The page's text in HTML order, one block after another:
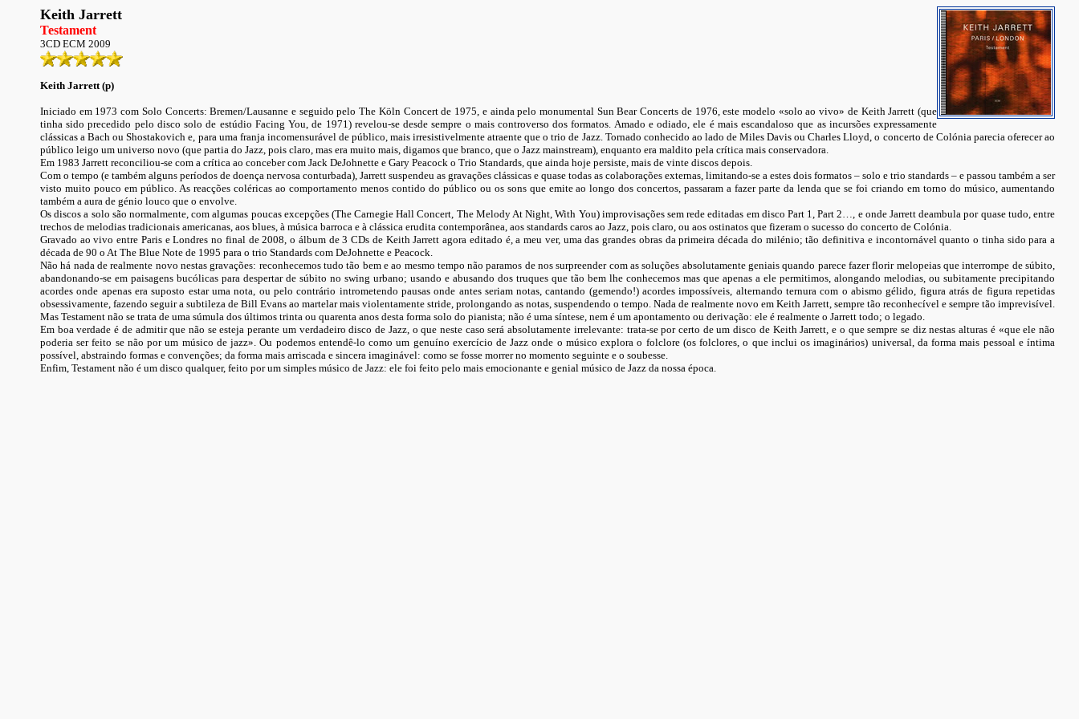
Keith Jarrett
Testament
3CD ECM 2009
Keith Jarrett (p)
Iniciado em 1973 com Solo Concerts: Bremen/Lausanne e seguido pelo The Köln Concert de 1975, e ainda pelo monumental Sun Bear Concerts de 1976, este modelo «solo ao vivo» de Keith Jarrett (que
tinha sido precedido pelo disco solo de estúdio Facing You, de 1971) revelou-se desde sempre o mais controverso dos formatos. Amado e odiado, ele é mais escandaloso que as incursões expressamente
clássicas a Bach ou Shostakovich e, para uma franja incomensurável de público, mais irresistivelmente atraente que o trio de Jazz. Tornado conhecido ao lado de Miles Davis ou Charles Lloyd, o concerto de Colónia parecia oferecer ao
público leigo um universo novo (que partia do Jazz, pois claro, mas era muito mais, digamos que branco, que o Jazz mainstream), enquanto era maldito pela crítica mais conservadora.
Em 1983 Jarrett reconciliou-se com a crítica ao conceber com Jack DeJohnette e Gary Peacock o Trio Standards, que ainda hoje persiste, mais de vinte discos depois.
Com o tempo (e também alguns períodos de doença nervosa conturbada), Jarrett suspendeu as gravações clássicas e quase todas as colaborações externas, limitando-se a estes dois formatos – solo e trio standards – e passou também a ser
visto muito pouco em público. As reacções coléricas ao comportamento menos contido do público ou os sons que emite ao longo dos concertos, passaram a fazer parte da lenda que se foi criando em torno do músico, aumentando
também a aura de génio louco que o envolve.
Os discos a solo são normalmente, com algumas poucas excepções (The Carnegie Hall Concert, The Melody At Night, With You) improvisações sem rede editadas em disco Part 1, Part 2…, e onde Jarrett deambula por quase tudo, entre
trechos de melodias tradicionais americanas, aos blues, à música barroca e à clássica erudita contemporânea, aos standards caros ao Jazz, pois claro, ou aos ostinatos que fizeram o sucesso do concerto de Colónia.
Gravado ao vivo entre Paris e Londres no final de 2008, o álbum de 3 CDs de Keith Jarrett agora editado é, a meu ver, uma das grandes obras da primeira década do milénio; tão definitiva e incontornável quanto o tinha sido para a
década de 90 o At The Blue Note de 1995 para o trio Standards com DeJohnette e Peacock.
Não há nada de realmente novo nestas gravações: reconhecemos tudo tão bem e ao mesmo tempo não paramos de nos surpreender com as soluções absolutamente geniais quando parece fazer florir melopeias que interrompe de súbito,
abandonando-se em paisagens bucólicas para despertar de súbito no swing urbano; usando e abusando dos truques que tão bem lhe conhecemos mas que apenas a ele permitimos, alongando melodias, ou subitamente precipitando
acordes onde apenas era suposto estar uma nota, ou pelo contrário intrometendo pausas onde antes seriam notas, cantando (gemendo!) acordes impossíveis, alternando ternura com o abismo gélido, figura atrás de figura repetidas
obsessivamente, fazendo seguir a subtileza de Bill Evans ao martelar mais violentamente stride, prolongando as notas, suspendendo o tempo. Nada de realmente novo em Keith Jarrett, sempre tão reconhecível e sempre tão imprevisível.
Mas Testament não se trata de uma súmula dos últimos trinta ou quarenta anos desta forma solo do pianista; não é uma síntese, nem é um apontamento ou derivação: ele é realmente o Jarrett todo; o legado.
Em boa verdade é de admitir que não se esteja perante um verdadeiro disco de Jazz, o que neste caso será absolutamente irrelevante: trata-se por certo de um disco de Keith Jarrett, e o que sempre se diz nestas alturas é «que ele não
poderia ser feito se não por um músico de jazz». Ou podemos entendê-lo como um genuíno exercício de Jazz onde o músico explora o folclore (os folclores, o que inclui os imaginários) universal, da forma mais pessoal e íntima
possível, abstraindo formas e convenções; da forma mais arriscada e sincera imaginável: como se fosse morrer no momento seguinte e o soubesse.
Enfim, Testament não é um disco qualquer, feito por um simples músico de Jazz: ele foi feito pelo mais emocionante e genial músico de Jazz da nossa época.